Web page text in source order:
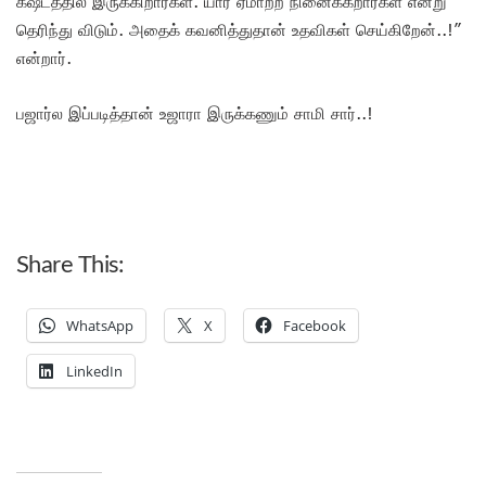
தெரிந்து விடும். அதைக் கவனித்துதான் உதவிகள் செய்கிறேன்..!”
என்றார்.
பஜார்ல இப்படித்தான் உஜாரா இருக்கணும் சாமி சார்..!
Share This:
WhatsApp X Facebook
LinkedIn